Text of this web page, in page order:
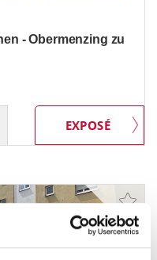
- Obermenzing zu